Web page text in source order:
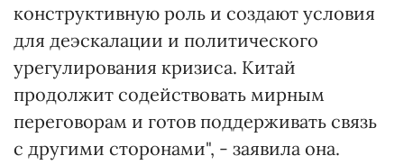
конструктивную роль и создают условия
для деэскалации и политического
урегулирования кризиса. Китай
продолжит содействовать мирным
переговорам и готов поддерживать связь
с другими сторонами", - заявила она.